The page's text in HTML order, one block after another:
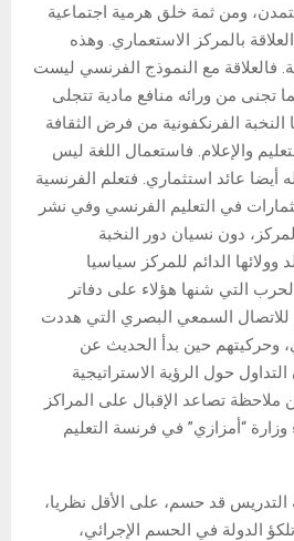
ومن ثمة خلق هرمية اجتماعية
بالمركز الاستعماري. وهذه
فالعلاقة مع النموذج الفرنسي ليست
تجنى من ورائه منافع مادية تتجلى
الفرنكفونية من فرض الثقافة
والإعلام. فاستعمال اللغة ليس
أيضا عائد استثماري. فتعلم الفرنسية
في التعليم الفرنسي وفي نشر
دون نسيان دور النخبة
وولائها الدائم للمركز سياسيا
التي شنها هؤلاء على دفاتر
السمعي البصري التي هددت
وحركيتهم حين بدأ الحديث عن
التداول حول الرؤية الاستراتيجية
ملاحظة تصاعد الإقبال على المراكز
وزارة “أمزازي” في فرنسة التعليم
التدريس قد حسم، على الأقل نظريا،
الدولة في الحسم الإجرائي،